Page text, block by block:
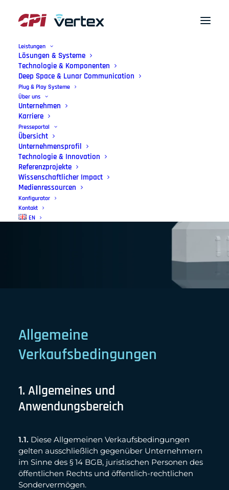
Leistungen
Lösungen & Systeme
Technologie & Komponenten
Deep Space & Lunar Communication
Plug & Play Systeme
Über uns
Unternehmen
Karriere
Presseportal
Übersicht
Unternehmensprofil
Technologie & Innovation
Referenzprojekte
Wissenschaftlicher Impact
Medienressourcen
Konfigurator
Kontakt
EN
Allgemeine
Verkaufsbedingungen
Allgemeine
Verkaufsbedingungen
1. Allgemeines und
Anwendungsbereich
1.1. Diese Allgemeinen Verkaufsbedingungen
gelten ausschließlich gegenüber Unternehmern
im Sinne des § 14 BGB, juristischen Personen des
öffentlichen Rechts und öffentlich-rechtlichen
Sondervermögen.